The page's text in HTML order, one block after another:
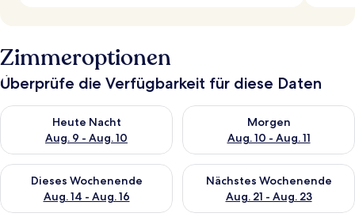
Zimmeroptionen
Überprüfe die Verfügbarkeit für diese Daten
Heute Nacht
Aug. 9 - Aug. 10
Überprüfe die Verfügbarkeit für heute Nacht, Aug. 9 - Aug.
Morgen
Aug. 10 - Aug. 11
Überprüfe die Verfügbarkeit
Dieses Wochenende
Aug. 14 - Aug. 16
Überprüfe die Verfügbarkeit für dieses Wochenende, Aug. 14
Nächstes Wochenende
Aug. 21 - Aug. 23
Überprüfe die Verfügbarkeit